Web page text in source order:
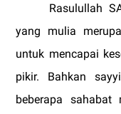
Rasulullah
yang mulia
untuk mencapai
pikir. Bahkan
beberapa sahabat